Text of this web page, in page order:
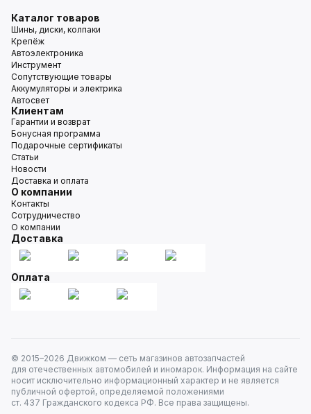
Каталог товаров
Шины, диски, колпаки
Крепёж
Автоэлектроника
Инструмент
Сопутствующие товары
Аккумуляторы и электрика
Автосвет
Клиентам
Гарантии и возврат
Бонусная программа
Подарочные сертификаты
Статьи
Новости
Доставка и оплата
О компании
Контакты
Сотрудничество
О компании
Доставка
Оплата
© 2015–2026 Движком — сеть магазинов автозапчастей
для отечественных автомобилей и иномарок. Информация на сайте
носит исключительно информационный характер и не является
публичной офертой, определяемой положениями
ст. 437 Гражданского кодекса РФ. Все права защищены.